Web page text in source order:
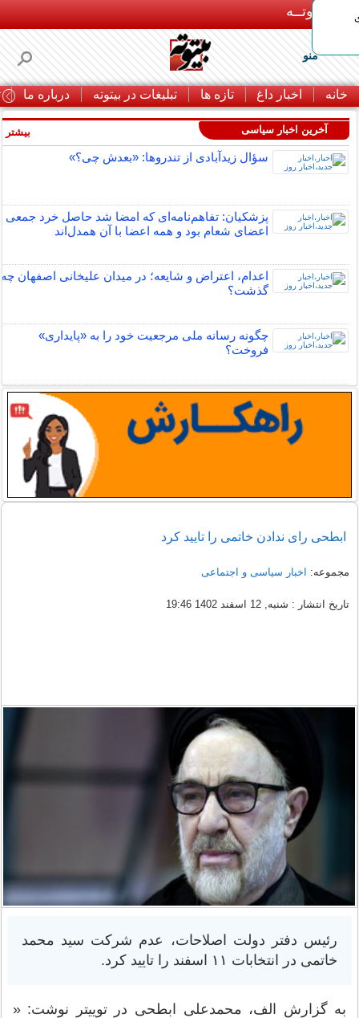
بـیتوتــه
منو
خانه اخبار داغ تازه ها تبلیغات در بیتوته درباره ما
آخرین اخبار سیاسی
سؤال زیدآبادی از تندروها: «بعدش چی؟»
پزشکیان: تفاهم‌نامه‌ای که امضا شد حاصل خرد جمعی
اعضای شعام بود و همه اعضا با آن همدل‌اند
اعدام، اعتراض و شایعه؛ در میدان علیخانی اصفهان چه
گذشت؟
چگونه رسانه ملی مرجعیت خود را به «پایداری»
فروخت؟
بیشتر
ابطحی رای ندادن خاتمی را تایید کرد
مجموعه: اخبار سیاسی و اجتماعی
تاریخ انتشار : شنبه, 12 اسفند 1402 19:46
رئیس دفتر دولت اصلاحات، عدم شرکت سید محمد
خاتمی در انتخابات ۱۱ اسفند را تایید کرد.
به گزارش الف، محمدعلی ابطحی در توییتر نوشت: «